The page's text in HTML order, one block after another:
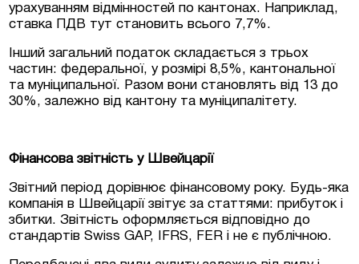
урахуванням відмінностей по кантонах. Наприклад,
ставка ПДВ тут становить всього 7,7%.
Інший загальний податок складається з трьох
частин: федеральної, у розмірі 8,5%, кантональної
та муніципальної. Разом вони становлять від 13 до
30%, залежно від кантону та муніципалітету.
Фінансова звітність у Швейцарії
Звітний період дорівнює фінансовому року. Будь-яка
компанія в Швейцарії звітує за статтями: прибуток і
збитки. Звітність оформляється відповідно до
стандартів Swiss GAP, IFRS, FER і не є публічною.
Згоден на обробку персональних даних